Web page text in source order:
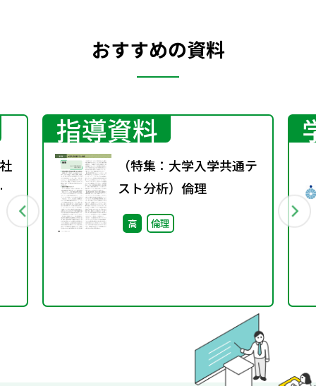
おすすめの資料
指導資料
（特集：大学入学共通テ
スト分析）倫理
高 倫理